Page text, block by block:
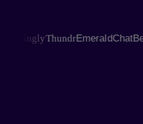
Thundr
Joingly